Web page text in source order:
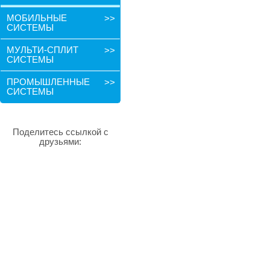
МОБИЛЬНЫЕ
СИСТЕМЫ
>>
МУЛЬТИ-СПЛИТ
СИСТЕМЫ
>>
ПРОМЫШЛЕННЫЕ
СИСТЕМЫ
>>
Поделитесь ссылкой с
друзьями: